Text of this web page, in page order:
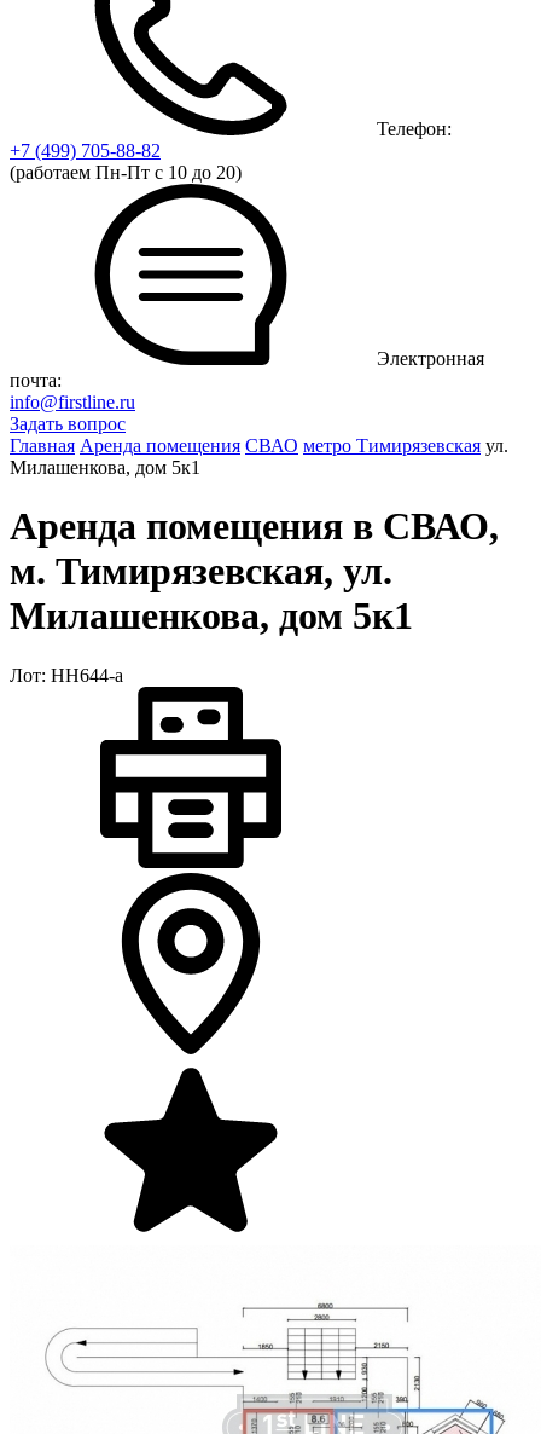
Телефон:
+7 (499) 705-88-82
(работаем Пн-Пт с 10 до 20)
Электронная
почта:
info@firstline.ru
Задать вопрос
Главная Аренда помещения СВАО метро Тимирязевская ул.
Милашенкова, дом 5к1
Аренда помещения в СВАО,
м. Тимирязевская, ул.
Милашенкова, дом 5к1
Лот: НН644-a